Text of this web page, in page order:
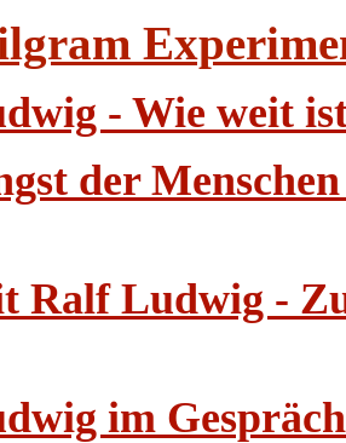
- Wie weit
der
Ralf Ludwig -
im